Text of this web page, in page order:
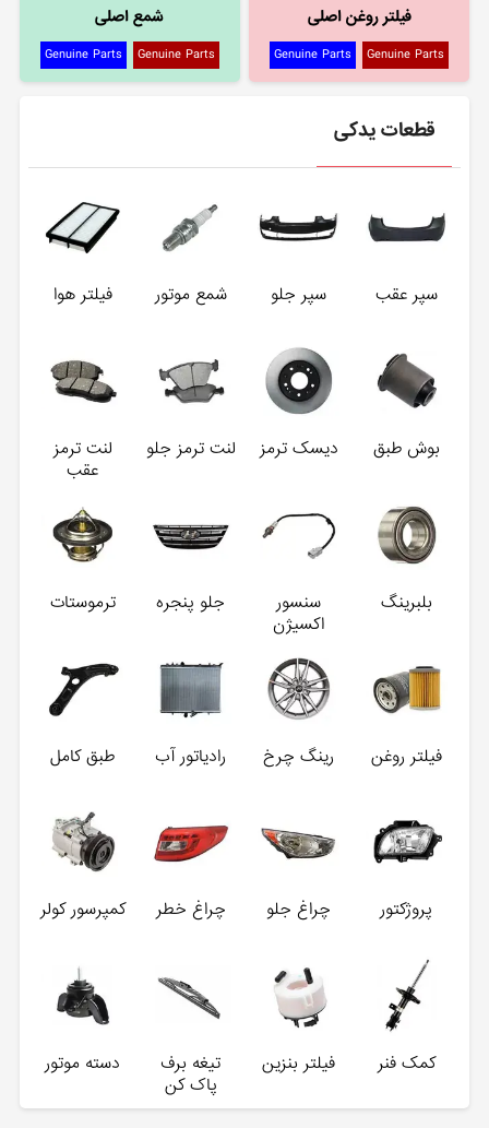
فیلتر روغن اصلی
Genuine Parts
Genuine Parts
شمع اصلی
Genuine Parts
Genuine Parts
قطعات یدکی
سپر عقب سپر جلو شمع موتور فیلتر هوا
بوش طبق دیسک ترمز لنت ترمز جلو
لنت ترمز
عقب
بلبرینگ
سنسور
اکسیژن
جلو پنجره ترموستات
فیلتر روغن رینگ چرخ رادیاتور آب طبق کامل
پروژکتور چراغ جلو چراغ خطر کمپرسور کولر
کمک فنر فیلتر بنزین
تیغه برف
پاک کن
دسته موتور